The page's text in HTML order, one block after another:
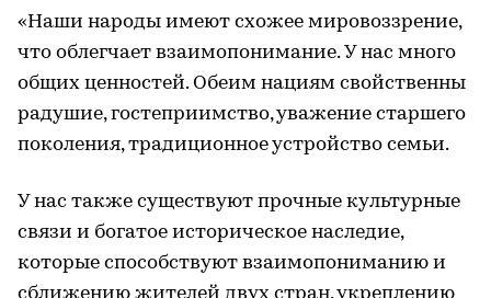
«Наши народы имеют схожее мировоззрение,
что облегчает взаимопонимание. У нас много
общих ценностей. Обеим нациям свойственны
радушие, гостеприимство, уважение старшего
поколения, традиционное устройство семьи.
У нас также существуют прочные культурные
связи и богатое историческое наследие,
которые способствуют взаимопониманию и